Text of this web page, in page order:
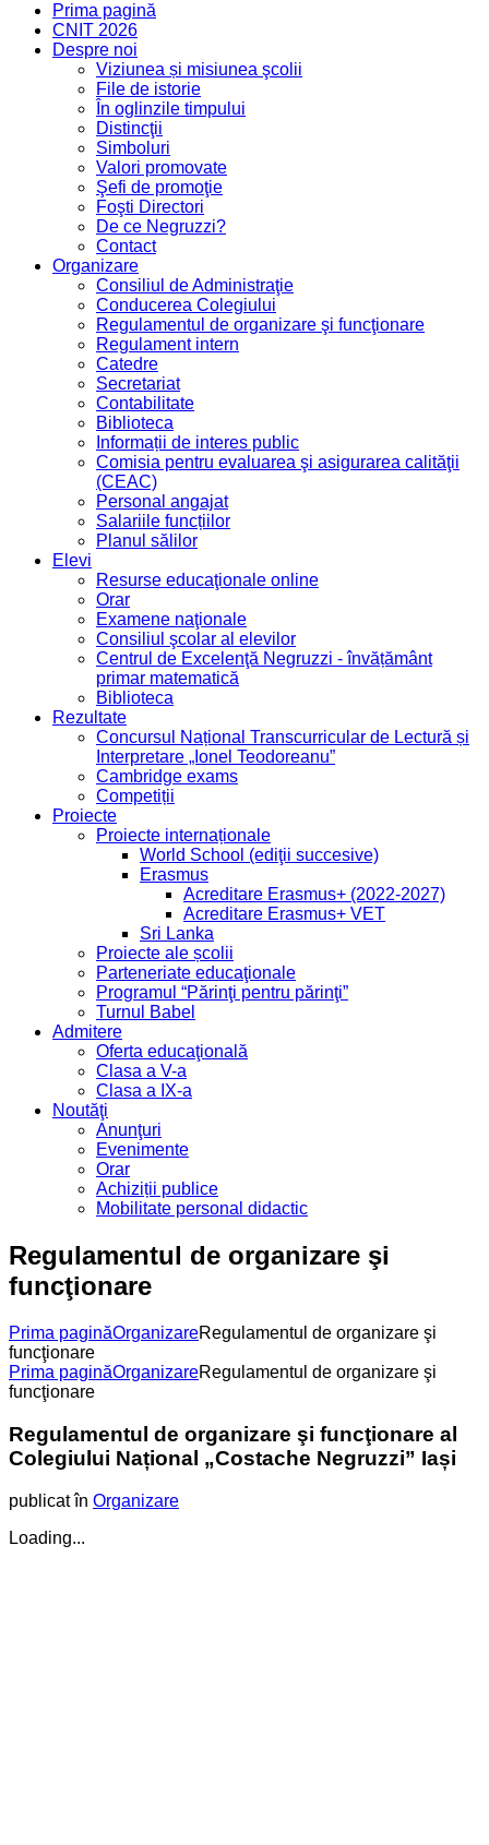
Prima pagină
CNIT 2026
Despre noi
Viziunea și misiunea şcolii
File de istorie
În oglinzile timpului
Distincţii
Simboluri
Valori promovate
Şefi de promoţie
Foşti Directori
De ce Negruzzi?
Contact
Organizare
Consiliul de Administraţie
Conducerea Colegiului
Regulamentul de organizare şi funcţionare
Regulament intern
Catedre
Secretariat
Contabilitate
Biblioteca
Informații de interes public
Comisia pentru evaluarea şi asigurarea calităţii
(CEAC)
Personal angajat
Salariile funcțiilor
Planul sălilor
Elevi
Resurse educaţionale online
Orar
Examene naţionale
Consiliul şcolar al elevilor
Centrul de Excelenţă Negruzzi - învățământ
primar matematică
Biblioteca
Rezultate
Concursul Național Transcurricular de Lectură și
Interpretare „Ionel Teodoreanu”
Cambridge exams
Competiții
Proiecte
Proiecte internaționale
World School (ediţii succesive)
Erasmus
Acreditare Erasmus+ (2022-2027)
Acreditare Erasmus+ VET
Sri Lanka
Proiecte ale școlii
Parteneriate educaţionale
Programul “Părinţi pentru părinţi”
Turnul Babel
Admitere
Oferta educaţională
Clasa a V-a
Clasa a IX-a
Noutăţi
Anunţuri
Evenimente
Orar
Achiziții publice
Mobilitate personal didactic
Regulamentul de organizare şi
funcţionare
Prima paginăOrganizareRegulamentul de organizare şi
funcţionare
Prima paginăOrganizareRegulamentul de organizare şi
funcţionare
Regulamentul de organizare şi funcţionare al
Colegiului Național „Costache Negruzzi” Iași
publicat în Organizare
Loading...